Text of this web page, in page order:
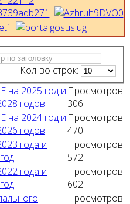
Кол-во строк:
2025 год и
годов
Просмотров:
306
2024 год и
годов
Просмотров:
470
года и
Просмотров:
572
года и
Просмотров:
602
Просмотров: